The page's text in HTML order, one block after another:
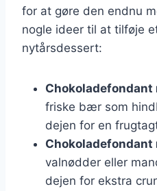
for at gøre den endnu
nogle ideer til at tilføje
nytårsdessert:
Chokoladefondant
friske bær som
dejen for en
Chokoladefondant
valnødder eller
dejen for ekstra